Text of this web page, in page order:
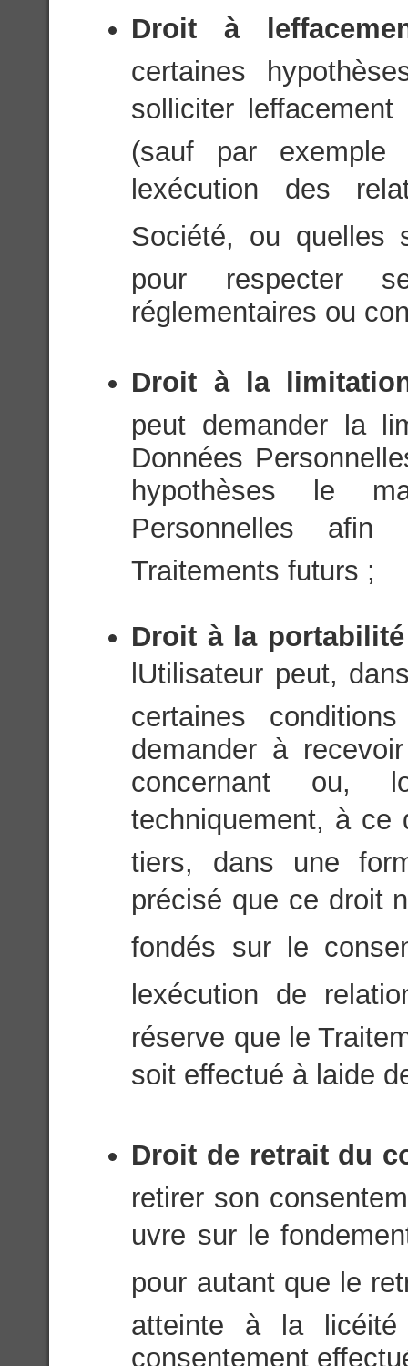
Droit à
certaines
solliciter
(sauf par
lexécution des
Société, ou
pour respecter
réglementaires ou
Droit à la
peut demander la
Données
hypothèses le
Personnelles afin
Traitements futurs ;
Droit à la
lUtilisateur peut,
certaines
demander à
concernant ou,
techniquement, à ce
tiers, dans une
précisé que ce droit
fondés sur le
lexécution de
réserve que le
soit effectué à laide
Droit de retrait du
retirer son
uvre sur le
pour autant que le
atteinte à la
consentement